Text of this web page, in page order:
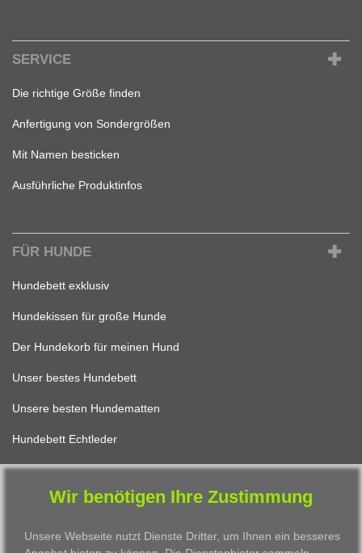
SERVICE
Die richtige Größe finden
Anfertigung von Sondergrößen
Mit Namen besticken
Ausführliche Produktinfos
FÜR HUNDE
Hundebett exklusiv
Hundekissen für große Hunde
Der Hundekorb für meinen Hund
Unser bestes Hundebett
Unsere besten Hundematten
Hundebett Echtleder
FÜR KATZEN
Katzenbett Design
Wir benötigen Ihre Zustimmung
Unsere Webseite nutzt Dienste Dritter, um Ihnen ein besseres